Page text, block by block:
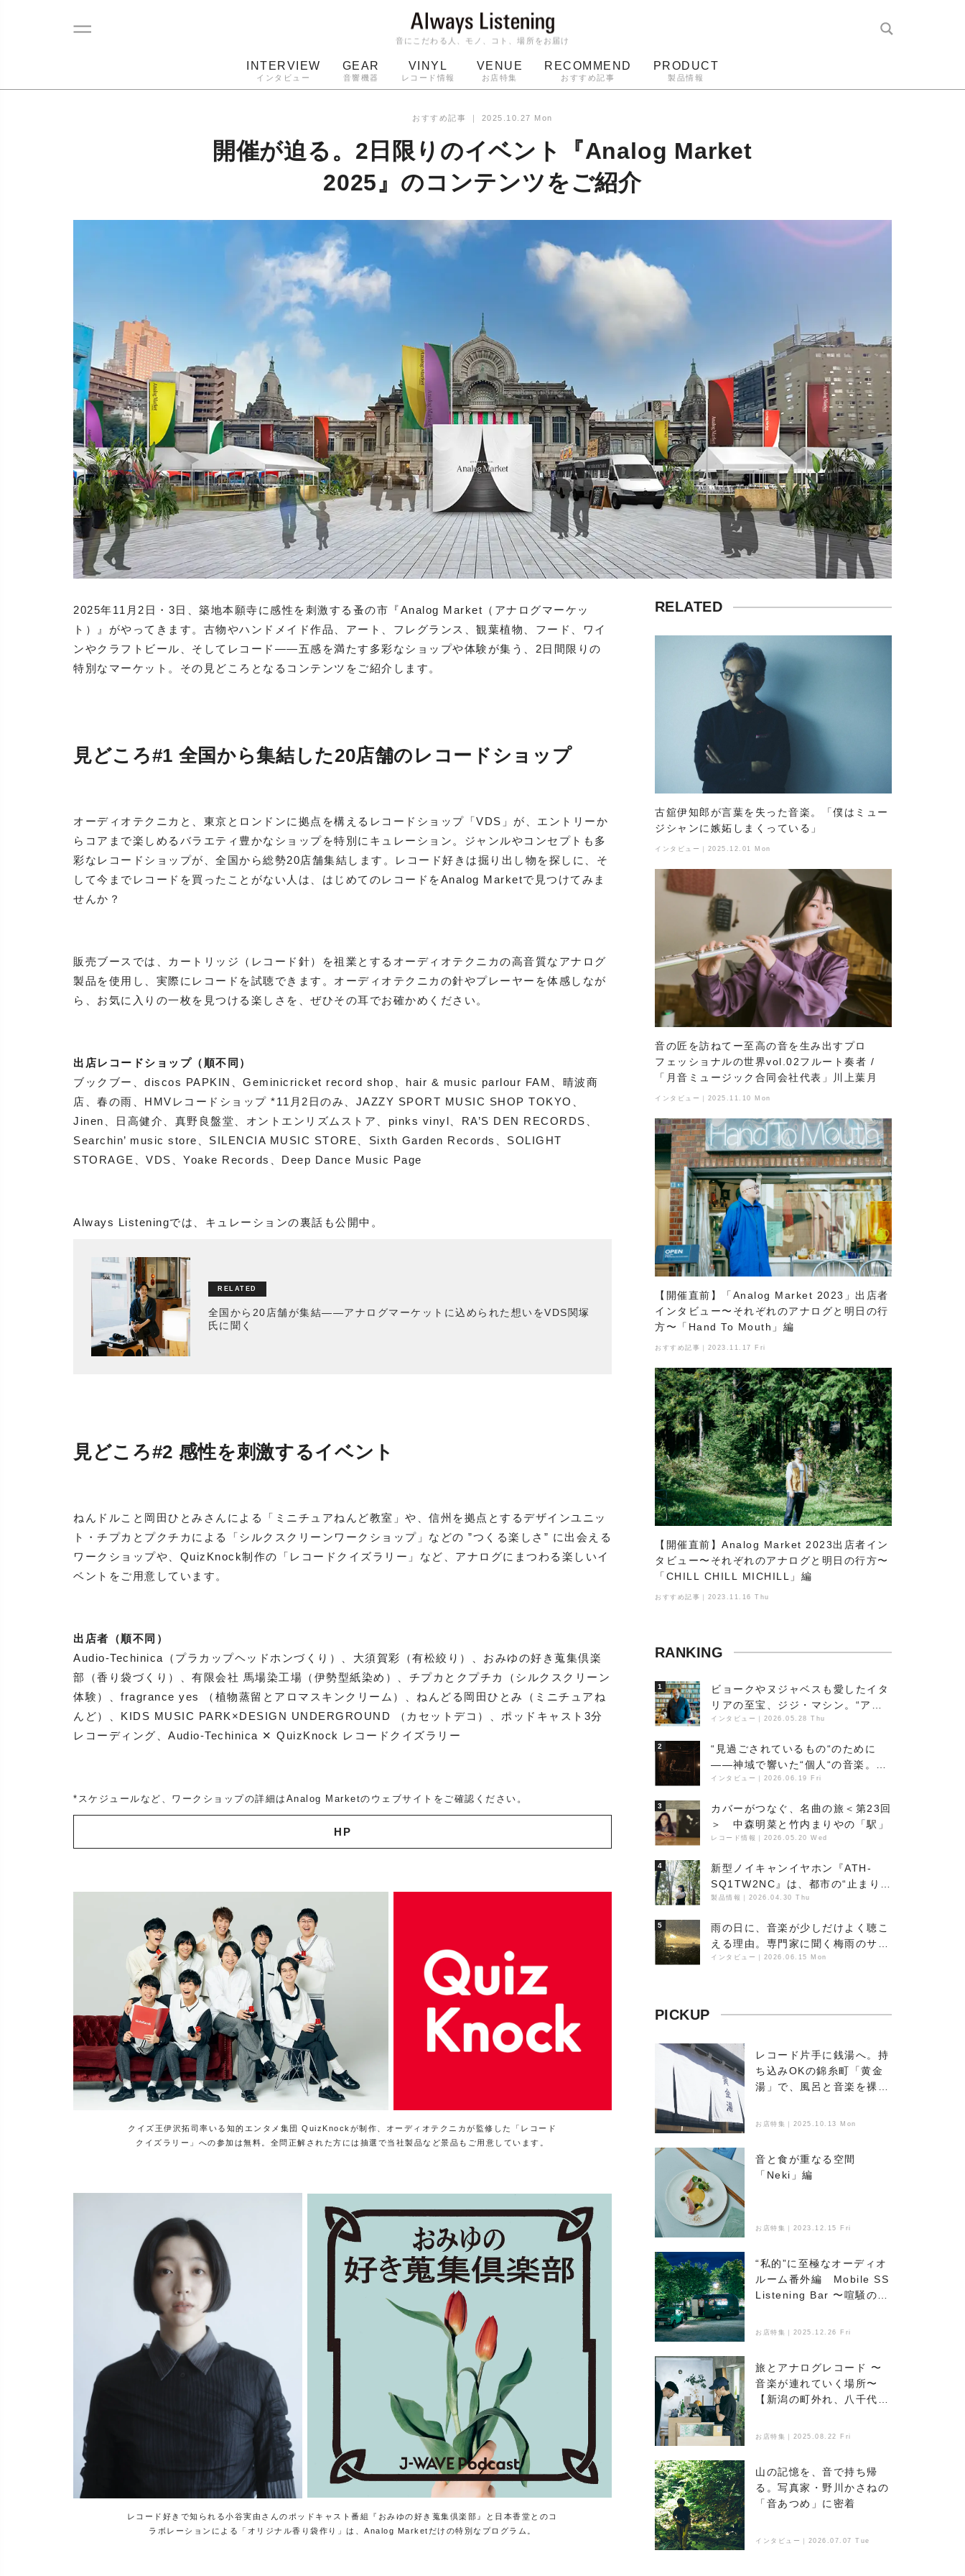
音にこだわる人、モノ、コト、場所をお届け
INTERVIEW
インタビュー
GEAR
音響機器
VINYL
レコード情報
VENUE
お店特集
RECOMMEND
おすすめ記事
PRODUCT
製品情報
ターンテーブル
おすすめ記事 ｜ 2025.10.27 Mon
開催が迫る。2日限りのイベント『Analog Market
2025』のコンテンツをご紹介
2025年11月2日・3日、築地本願寺に感性を刺激する蚤の市『Analog Market（アナログマーケッ
ト）』がやってきます。古物やハンドメイド作品、アート、フレグランス、観葉植物、フード、ワイ
ンやクラフトビール、そしてレコード——五感を満たす多彩なショップや体験が集う、2日間限りの
特別なマーケット。その見どころとなるコンテンツをご紹介します。
見どころ#1 全国から集結した20店舗のレコードショップ
オーディオテクニカと、東京とロンドンに拠点を構えるレコードショップ「VDS」が、エントリーか
らコアまで楽しめるバラエティ豊かなショップを特別にキュレーション。ジャンルやコンセプトも多
彩なレコードショップが、全国から総勢20店舗集結します。レコード好きは掘り出し物を探しに、そ
して今までレコードを買ったことがない人は、はじめてのレコードをAnalog Marketで見つけてみま
せんか？
販売ブースでは、カートリッジ（レコード針）を祖業とするオーディオテクニカの高音質なアナログ
製品を使用し、実際にレコードを試聴できます。オーディオテクニカの針やプレーヤーを体感しなが
ら、お気に入りの一枚を見つける楽しさを、ぜひその耳でお確かめください。
出店レコードショップ（順不同）
ブックブー、discos PAPKIN、Geminicricket record shop、hair & music parlour FAM、晴波商
店、春の雨、HMVレコードショップ *11月2日のみ、JAZZY SPORT MUSIC SHOP TOKYO、
Jinen、日高健介、真野良盤堂、オントエンリズムストア、pinks vinyl、RA’S DEN RECORDS、
Searchin’ music store、SILENCIA MUSIC STORE、Sixth Garden Records、SOLIGHT
STORAGE、VDS、Yoake Records、Deep Dance Music Page
Always Listeningでは、キュレーションの裏話も公開中。
全国から20店舗が集結——アナログマーケットに込められた想いをVDS関塚
氏に聞く
見どころ#2 感性を刺激するイベント
ねんドルこと岡田ひとみさんによる「ミニチュアねんど教室」や、信州を拠点とするデザインユニッ
ト・チプカとプクチカによる「シルクスクリーンワークショップ」などの ”つくる楽しさ” に出会える
ワークショップや、QuizKnock制作の「レコードクイズラリー」など、アナログにまつわる楽しいイ
ベントをご用意しています。
出店者（順不同）
Audio-Techinica（プラカップヘッドホンづくり）、大須賀彩（有松絞り）、おみゆの好き蒐集倶楽
部（香り袋づくり）、有限会社 馬場染工場（伊勢型紙染め）、チプカとクプチカ（シルクスクリーン
体験）、fragrance yes （植物蒸留とアロマスキンクリーム）、ねんどる岡田ひとみ（ミニチュアね
んど）、KIDS MUSIC PARK×DESIGN UNDERGROUND （カセットデコ）、ポッドキャスト3分
レコーディング、Audio-Techinica ✕ QuizKnock レコードクイズラリー
*スケジュールなど、ワークショップの詳細はAnalog Marketのウェブサイトをご確認ください。
HP
クイズ王伊沢拓司率いる知的エンタメ集団 QuizKnockが制作、オーディオテクニカが監修した「レコード
クイズラリー」への参加は無料。全問正解された方には抽選で当社製品など景品もご用意しています。
レコード好きで知られる小谷実由さんのポッドキャスト番組『おみゆの好き蒐集倶楽部』と日本香堂とのコ
ラボレーションによる「オリジナル香り袋作り」は、Analog Marketだけの特別なプログラム。
RELATED
古舘伊知郎が言葉を失った音楽。「僕はミュー
ジシャンに嫉妬しまくっている」
インタビュー｜2025.12.01 Mon
音の匠を訪ねてー至高の音を生み出すプロ
フェッショナルの世界vol.02フルート奏者 /
「月音ミュージック合同会社代表」川上葉月
インタビュー｜2025.11.10 Mon
【開催直前】「Analog Market 2023」出店者
インタビュー〜それぞれのアナログと明日の行
方〜「Hand To Mouth」編
おすすめ記事｜2023.11.17 Fri
【開催直前】Analog Market 2023出店者イン
タビュー〜それぞれのアナログと明日の行方〜
「CHILL CHILL MICHILL」編
おすすめ記事｜2023.11.16 Thu
RANKING
1
ビョークやヌジャベスも愛したイタ
リアの至宝、ジジ・マシン。“アン
ビエントの巨匠”が明かす創作の原
景
インタビュー 2026.05.28 Thu
2
“見過ごされているもの“のために
――神域で響いた“個人“の音楽。冥
丁の『赤城 夜神楽』をレポート
インタビュー 2026.06.19 Fri
3
カバーがつなぐ、名曲の旅＜第23回
＞ 中森明菜と竹内まりやの「駅」
レコード情報 2026.05.20 Wed
4
新型ノイキャンイヤホン『ATH-
SQ1TW2NC』は、都市の“止まり
木”になり得るーシンガーソングラ
製品情報 2026.04.30 Thu
5
雨の日に、音楽が少しだけよく聴こ
える理由。専門家に聞く梅雨のサウ
ンドスケープ
インタビュー 2026.06.15 Mon
PICKUP
レコード片手に銭湯へ。持
ち込みOKの錦糸町「黄金
湯」で、風呂と音楽を裸で
お店特集｜2025.10.13 Mon
音と食が重なる空間
「Neki」編
お店特集｜2023.12.15 Fri
“私的”に至極なオーディオ
ルーム番外編 Mobile SS
Listening Bar 〜喧騒のな
る、新たなオアシス〜
お店特集｜2025.12.26 Fri
旅とアナログレコード 〜
音楽が連れていく場所〜
【新潟の町外れ、八千代マ
お店特集｜2025.08.22 Fri
山の記憶を、音で持ち帰
る。写真家・野川かさねの
「音あつめ」に密着
インタビュー｜2026.07.07 Tue